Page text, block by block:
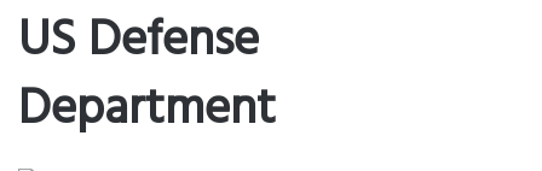
US Defense
Department